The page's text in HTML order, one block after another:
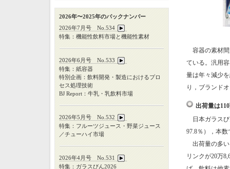
容器の素材間
ている。汎用
量は年々減少
り，ブランド
出荷量は
日本ガラスび
97.8％），本数
出荷量の多い
リンクが20万
2026年〜2025年のバックナンバー
2026年7月号 No.534
特集：機能性飲料市場と機能性素材
2026年6月号 No.533
特集：紙容器
特別企画：飲料開発・製造におけるプロ
セス処理技術
BJ Report：牛乳・乳飲料市場
2026年5月号 No.532
特集：フルーツジュース・野菜ジュース
／チューハイ市場
2026年4月号 No.531
特集：ガラスびん2026